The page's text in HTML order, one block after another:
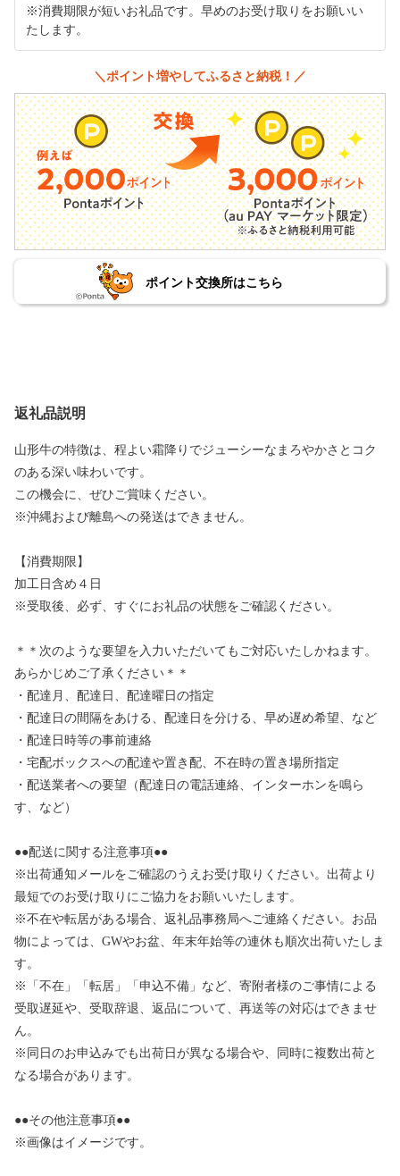
※消費期限が短いお礼品です。早めのお受け取りをお願いい
たします。
＼ポイント増やしてふるさと納税！／
ポイント交換所はこちら
返礼品説明
山形牛の特徴は、程よい霜降りでジューシーなまろやかさとコク
のある深い味わいです。
この機会に、ぜひご賞味ください。
※沖縄および離島への発送はできません。
【消費期限】
加工日含め４日
※受取後、必ず、すぐにお礼品の状態をご確認ください。
＊＊次のような要望を入力いただいてもご対応いたしかねます。
あらかじめご了承ください＊＊
・配達月、配達日、配達曜日の指定
・配達日の間隔をあける、配達日を分ける、早め遅め希望、など
・配達日時等の事前連絡
・宅配ボックスへの配達や置き配、不在時の置き場所指定
・配送業者への要望（配達日の電話連絡、インターホンを鳴ら
す、など）
●●配送に関する注意事項●●
※出荷通知メールをご確認のうえお受け取りください。出荷より
最短でのお受け取りにご協力をお願いいたします。
※不在や転居がある場合、返礼品事務局へご連絡ください。お品
物によっては、GWやお盆、年末年始等の連休も順次出荷いたしま
す。
※「不在」「転居」「申込不備」など、寄附者様のご事情による
受取遅延や、受取辞退、返品について、再送等の対応はできませ
ん。
※同日のお申込みでも出荷日が異なる場合や、同時に複数出荷と
なる場合があります。
●●その他注意事項●●
※画像はイメージです。